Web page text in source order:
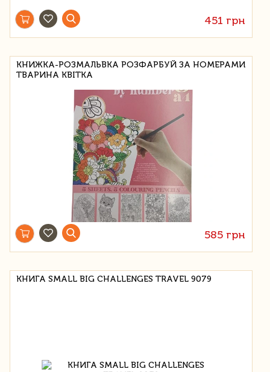
451 грн
КНИЖКА-РОЗМАЛЬВКА РОЗФАРБУЙ ЗА НОМЕРАМИ
ТВАРИНА КВІТКА
585 грн
КНИГА SMALL BIG CHALLENGES TRAVEL 9079